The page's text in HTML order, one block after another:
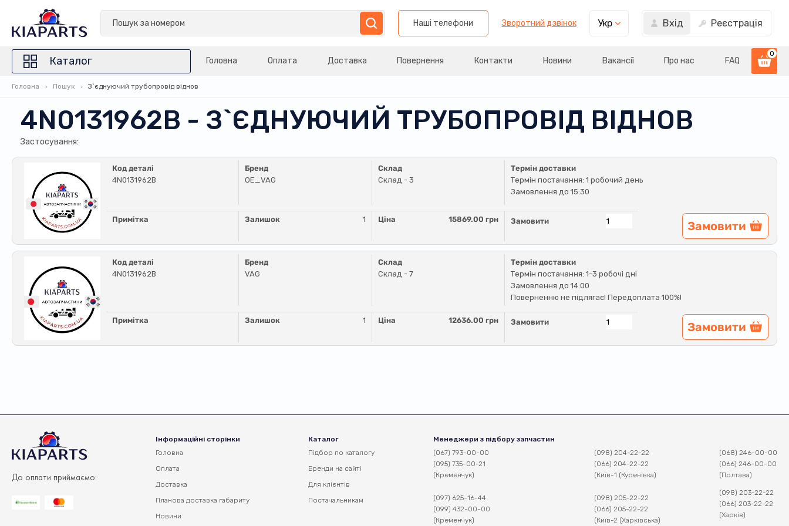
Наші телефони Зворотний дзвінок Укр Вхід Реєстрація
Каталог Головна Оплата Доставка Повернення Контакти Новини Вакансії Про нас FAQ
0
Головна Пошук З`єднуючий трубопровід віднов
4N0131962B - З`ЄДНУЮЧИЙ ТРУБОПРОВІД ВІДНОВ
Застосування:
Код деталі
4N0131962B
Бренд
OE_VAG
Склад
Склад - 3
Термін доставки
Термін постачання: 1 робочий день
Замовлення до 15:30
Примітка Залишок 1 Ціна 15869.00 грн Замовити Замовити
Код деталі
4N0131962B
Бренд
VAG
Склад
Склад - 7
Термін доставки
Термін постачання: 1-3 робочі дні
Замовлення до 14:00
Поверненню не підлягає! Передоплата 100%!
Примітка Залишок 1 Ціна 12636.00 грн Замовити Замовити
До оплати приймаємо:
Інформаційні сторінки
Головна
Оплата
Доставка
Планова доставка габариту
Новини
Каталог
Підбор по каталогу
Бренди на сайті
Для клієнтів
Постачальникам
Менеджери з підбору запчастин
(067) 793-00-00
(095) 735-00-21
(Кременчук)
(097) 625-16-44
(099) 432-00-00
(Кременчук)
(098) 204-22-22
(066) 204-22-22
(Київ-1 (Куренівка)
(098) 205-22-22
(066) 205-22-22
(Київ-2 (Харківська)
(068) 246-00-00
(066) 246-00-00
(Полтава)
(098) 203-22-22
(066) 203-22-22
(Харків)